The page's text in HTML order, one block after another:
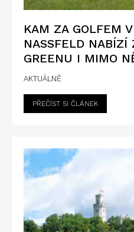
KAM ZA GOLFEM
NASSFELD NABÍZÍ
GREENU I MIMO
AKTUÁLNĚ
PŘEČÍST SI ČLÁNEK